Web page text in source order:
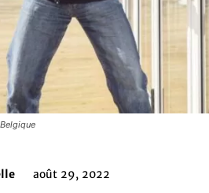
août 29, 2022